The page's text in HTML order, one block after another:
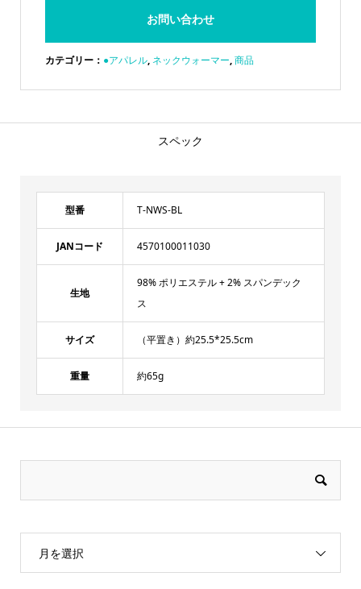
お問い合わせ
カテゴリー： ●アパレル, ネックウォーマー,商品
スペック
型番 T-NWS-BL
JANコード 4570100011030
生地
98% ポリエステル + 2% スパンデック
ス
サイズ （平置き）約25.5*25.5cm
重量 約65g
月を選択